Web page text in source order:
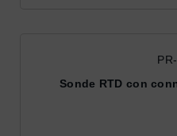
Sonde RTD con